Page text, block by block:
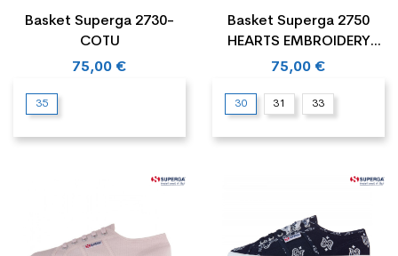
Basket Superga 2730-
COTU
75,00 €
35
Basket Superga 2750
HEARTS EMBROIDERY
Cadet
75,00 €
30 31 33